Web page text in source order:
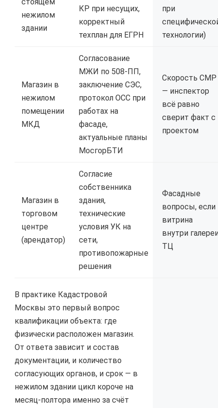
стоящем
нежилом
здании
КР при несущих,
корректный
техплан для ЕГРН
при
технологии)
Магазин в
нежилом
помещении
МКД
Согласование
МЖИ по 508-ПП,
заключение СЭС,
протокол ОСС при
работах на
фасаде,
актуальные планы
МосгорБТИ
Скорость СМР
— инспектор
всё равно
сверит факт с
проектом
Магазин в
торговом
центре
(арендатор)
Согласие
собственника
здания,
технические
условия УК на
сети,
противопожарные
решения
Фасадные
вопросы, если
витрина
внутри
ТЦ
В практике Кадастровой
Москвы это первый вопрос
квалификации объекта: где
физически расположен магазин.
От ответа зависит и состав
документации, и количество
согласующих органов, и срок — в
нежилом здании цикл короче на
месяц-полтора именно за счёт